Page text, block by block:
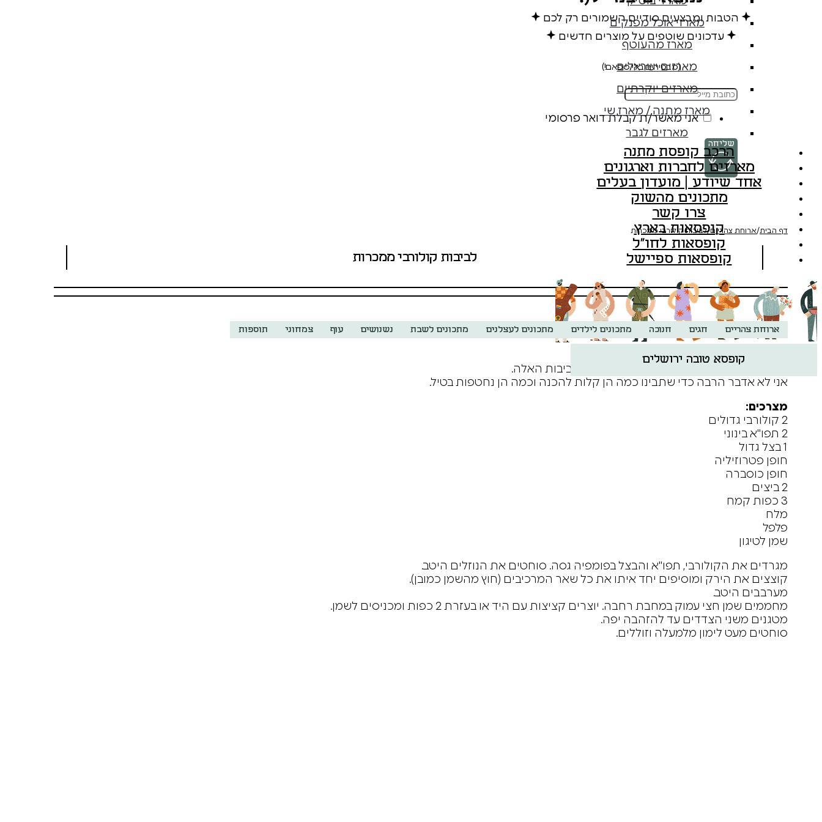
מארזי אוכל מפנקים
מארז מהעוטף
מארזים ישראלים
מארזים יוקרתיים
מארז מתנה / מארז שי
מארזים לגבר
הרכב קופסת מתנה
מארזים לחברות וארגונים
אחד שיודע | מועדון בעלים
מתכונים מהשוק
צרו קשר
קופסאות בארץ
קופסאות לחו"ל
קופסאות ספיישל
קופסא טובה ירושלים
הטבות ומבצעים סודיים השמורים רק לכם
עדכונים שוטפים על מוצרים חדשים
(מבטיחים בלי ספאם!)
אני מאשר/ת קבלת דואר פרסומי
שליחה
דף הבית/ארוחת צהריים/לביבות קולורבי ממכרות
לביבות קולורבי ממכרות
ארוחת צהריים חגים חנוכה מתכונים לילדים מתכונים לעצלנים מתכונים לשבת נשנושים עוף צמחוני תוספות
כל השנה אני מחכה לחנוכה כדי להכין את הלביבות האלה.
אני לא אדבר הרבה כדי שתבינו כמה הן קלות להכנה וכמה הן נחטפות בטיל.
מצרכים:
2 קולורבי גדולים
2 תפו"א בינוני
1 בצל גדול
חופן פטרוזיליה
חופן כוסברה
2 ביצים
3 כפות קמח
מלח
פלפל
שמן לטיגון
מגרדים את הקולורבי, תפו"א והבצל בפומפיה גסה. סוחטים את הנוזלים היטב.
קוצצים את הירק ומוסיפים יחד איתו את כל שאר המרכיבים (חוץ מהשמן כמובן).
מערבבים היטב.
מחממים שמן חצי עמוק במחבת רחבה. יוצרים קציצות עם היד או בעזרת 2 כפות ומכניסים לשמן.
מטגנים משני הצדדים עד להזהבה יפה.
סוחטים מעט לימון מלמעלה וזוללים.